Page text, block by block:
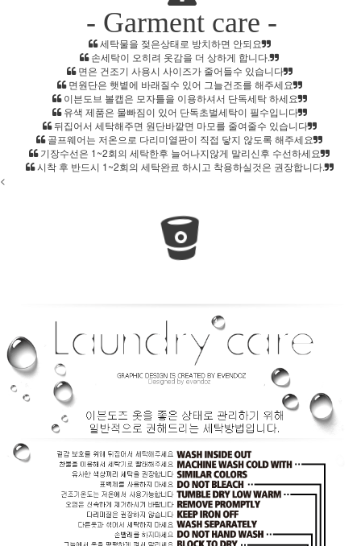
홈으로가기
이전페이지
관련상품..
상품문의하기
전체상품후기
신상품보기
- Garment care -
세탁물을 젖은상태로 방치하면 안되요
손세탁이 오히려 옷감을 더 상하게 합니다.
면은 건조기 사용시 사이즈가 줄어들수 있습니다
면원단은 햇볕에 바래질수 있어 그늘건조를 해주세요
이븐도브 볼캡은 모자틀을 이용하셔서 단독세탁 하세요
유색 제품은 물빠짐이 있어 단독초벌세탁이 필수입니다
뒤집어서 세탁해주면 원단바깥면 마모를 줄여줄수 있습니다
골프웨어는 저온으로 다리미열판이 직접 닿지 않도록 해주세요
기장수선은 1~2회의 세탁한후 늘어나지않게 말리신후 수선하세요
시착 후 반드시 1~2회의 세탁완료 하시고 착용하실것은 권장합니다.
<